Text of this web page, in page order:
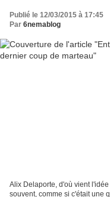
Publié le 12/03/2015 à 17:45
Par 6nemablog
Alix Delaporte, d'où vient
souvent, comme si c'était une